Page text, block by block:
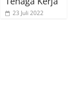
23 Juli 2022